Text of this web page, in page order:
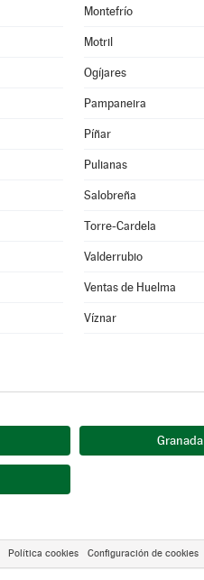
Montefrío
Motril
Ogíjares
Pampaneira
Píñar
Pulianas
Salobreña
Torre-Cardela
Valderrubio
Ventas de Huelma
Víznar
Granada
Política cookies Configuración de cookies